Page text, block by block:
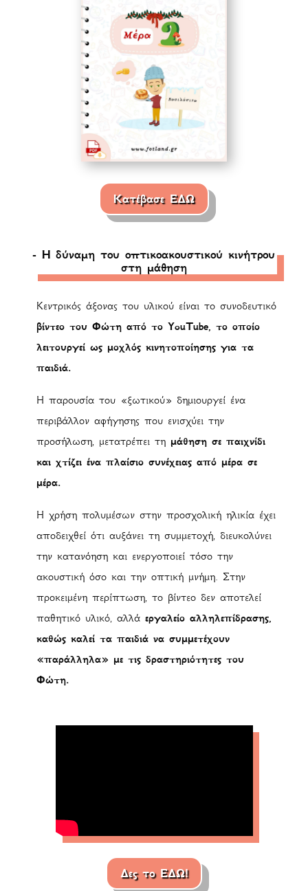
Κατέβασε ΕΔΩ
- Η δύναμη του οπτικοακουστικού κινήτρου
στη μάθηση
Κεντρικός άξονας του υλικού είναι το συνοδευτικό
βίντεο του Φώτη από το YouTube, το οποίο
λειτουργεί ως μοχλός κινητοποίησης για τα
παιδιά.
Η παρουσία του «ξωτικού» δημιουργεί ένα
περιβάλλον αφήγησης που ενισχύει την
προσήλωση, μετατρέπει τημάθηση σε παιχνίδι
και χτίζει ένα πλαίσιο συνέχειας από μέρα σε
μέρα.
Η χρήση πολυμέσων στην προσχολική ηλικία έχει
αποδειχθεί ότι αυξάνει τη συμμετοχή, διευκολύνει
την κατανόηση και ενεργοποιεί τόσο την
ακουστική όσο και την οπτική μνήμη. Στην
προκειμένη περίπτωση, το βίντεο δεν αποτελεί
παθητικό υλικό, αλλά εργαλείο αλληλεπίδρασης,
καθώς καλεί τα παιδιά να συμμετέχουν
«παράλληλα» με τις δραστηριότητες του
Φώτη.
Δες το ΕΔΩ!